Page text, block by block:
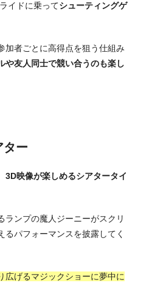
イドに乗ってシューティングゲ
加者ごとに高得点を狙う仕組み
や友人同士で競い合うのも楽し
ター
3D映像が楽しめるシアタータイ
ランプの魔人ジーニーがスクリ
るパフォーマンスを披露してく
広げるマジックショーに夢中に